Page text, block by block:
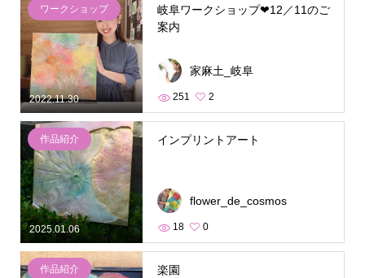
ワークショップ
2022.11.30
岐阜ワークショップ❤︎12／11のご
案内
家麻土_岐阜
251 2
作品紹介
2025.01.06
インプリントアート
flower_de_cosmos
18 0
作品紹介 楽園